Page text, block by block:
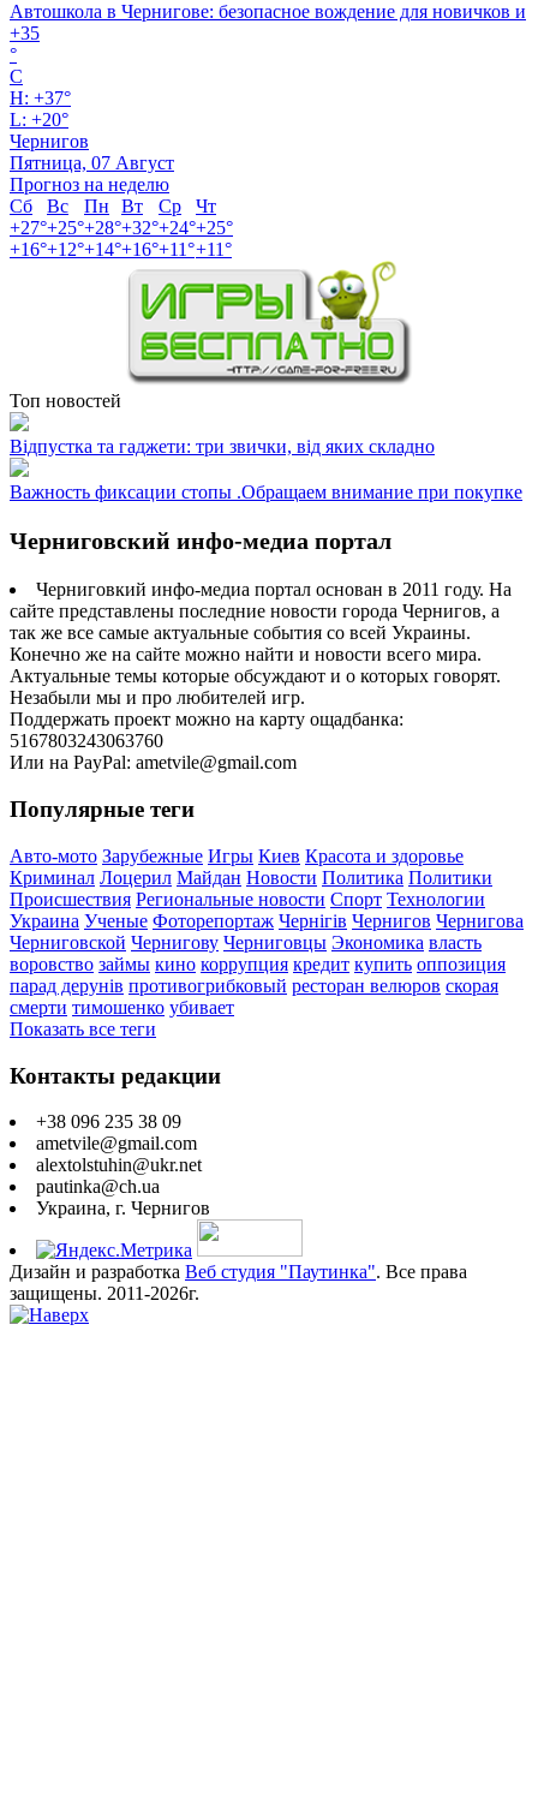
Автошкола в Чернигове: безопасное вождение для новичков и
+35
°
C
H: +37°
L: +20°
Чернигов
Пятница, 07 Август
Прогноз на неделю
Сб
Вс Пн Вт Ср
Чт
+27°+25°+28°+32°+24°+25°
+16°+12°+14°+16°+11°+11°
Топ новостей
Відпустка та гаджети: три звички, від яких складно
Важность фиксации стопы .Обращаем внимание при покупке
Черниговский инфо-медиа портал
Черниговкий инфо-медиа портал основан в 2011 году. На
сайте представлены последние новости города Чернигов, а
так же все самые актуальные события со всей Украины.
Конечно же на сайте можно найти и новости всего мира.
Актуальные темы которые обсуждают и о которых говорят.
Незабыли мы и про любителей игр.
Поддержать проект можно на карту ощадбанка:
5167803243063760
Или на PayPal: ametvile@gmail.com
Популярные теги
Авто-мото Зарубежные Игры Киев Красота и здоровье
Криминал Лоцерил Майдан Новости Политика Политики
Происшествия Региональные новости Спорт Технологии
Украина Ученые Фоторепортаж Чернігів Чернигов Чернигова
Черниговской Чернигову Черниговцы Экономика власть
воровство займы кино коррупция кредит купить оппозиция
парад дерунів противогрибковый ресторан велюров скорая
смерти тимошенко убивает
Показать все теги
Контакты редакции
+38 096 235 38 09
ametvile@gmail.com
alextolstuhin@ukr.net
pautinka@ch.ua
Украина, г. Чернигов
Дизайн и разработка Веб студия "Паутинка". Все права
защищены. 2011-2026г.